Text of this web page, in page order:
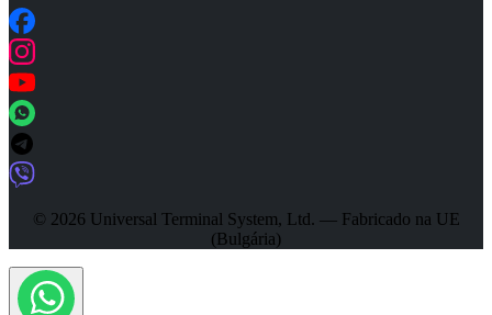
© 2026 Universal Terminal System, Ltd. — Fabricado na UE
(Bulgária)